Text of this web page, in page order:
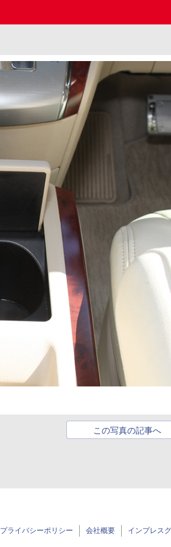
この写真の記事へ
プライバシーポリシー 会社概要 インプレス